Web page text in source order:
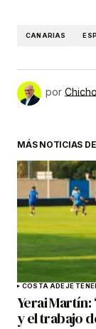
CANARIAS
por
MÁS NOTICIAS
COSTA ADEJE
Yerai
y el trabajo